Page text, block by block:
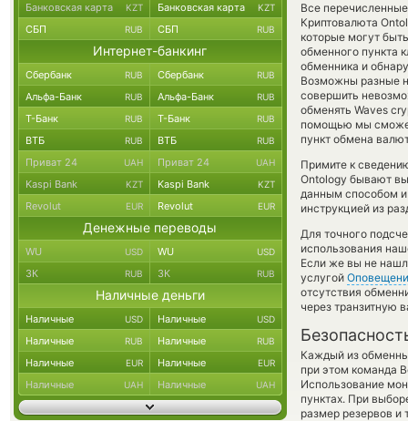
Все
Криптовалюта
которые могут
обменного пункта
обменника и
Возможны разные
совершить
обменять Waves
помощью мы
пункт обмена
Примите к
Ontology бывают
данным способом и
инструкцией из
Для точного
использования
Если же вы не
услугой
отсутствия
через транзитную
Каждый из
при этом команда
Использование
пунктах. При
размер резервов и
Банковская карта KZT Банковская карта KZT
СБП RUB СБП RUB
Интернет-банкинг
Сбербанк RUB Сбербанк RUB
Альфа-Банк RUB Альфа-Банк RUB
Т-Банк RUB Т-Банк RUB
ВТБ RUB ВТБ RUB
Приват 24 UAH Приват 24 UAH
Kaspi Bank KZT Kaspi Bank KZT
Revolut EUR Revolut EUR
Денежные переводы
WU USD WU USD
ЗК RUB ЗК RUB
Наличные деньги
Наличные USD Наличные USD
Наличные RUB Наличные RUB
Наличные EUR Наличные EUR
Наличные UAH Наличные UAH